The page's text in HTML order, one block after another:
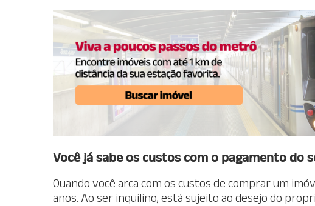
Você já sabe os custos com o pagamento do
Quando você arca com os custos de comprar um
anos. Ao ser inquilino, está sujeito ao desejo do